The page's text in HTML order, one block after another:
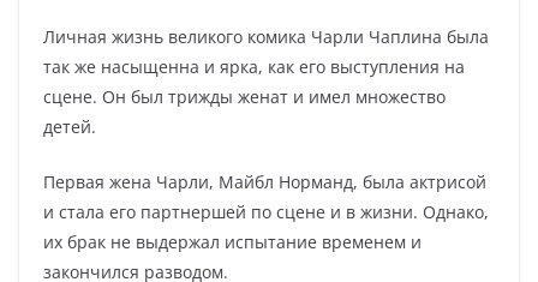
Личная жизнь великого комика Чарли Чаплина была
так же насыщенна и ярка, как его выступления на
сцене. Он был трижды женат и имел множество
детей.
Первая жена Чарли, Майбл Норманд, была актрисой
и стала его партнершей по сцене и в жизни. Однако,
их брак не выдержал испытание временем и
закончился разводом.